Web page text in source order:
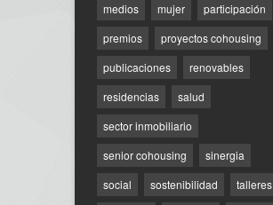
medios
mujer
participación
premios
proyectos cohousing
publicaciones
renovables
residencias
salud
sector inmobiliario
senior cohousing
sinergia
social
sostenibilidad
talleres